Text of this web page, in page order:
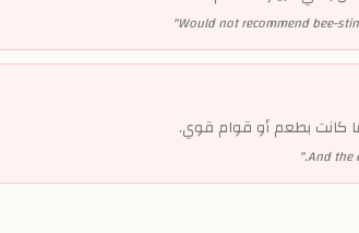
Would not recommend bee-
"
كانت بطعم أو قوام قوي.
And the
"